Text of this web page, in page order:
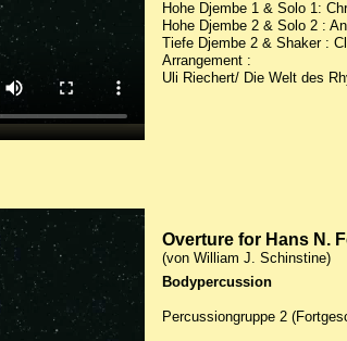
Hohe Djembe 1 & Solo 1:
Hohe Djembe 2 & Solo 2 :
Tiefe Djembe 2 & Shaker :
Arrangement :
Uli Riechert/ Die Welt des
Overture for Hans N.
(von William J. Schinstine)
Bodypercussion
Percussiongruppe 2